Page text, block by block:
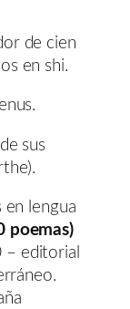
de cien
en shi.
sus
en lengua
poemas)
editorial